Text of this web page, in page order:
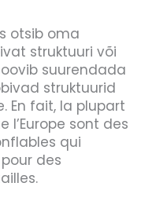
otsib oma
struktuuri või
suurendada
struktuurid
En fait, la plupart
l’Europe sont des
qui
des